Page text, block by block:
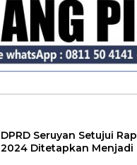
DPRD Seruyan Setujui
2024 Ditetapkan Menjadi